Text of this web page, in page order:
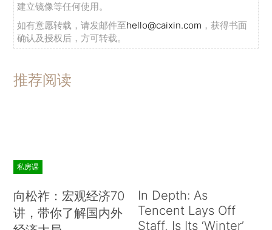
建立镜像等任何使用。
如有意愿转载，请发邮件至hello@caixin.com ，获得书面
确认及授权后，方可转载。
推荐阅读
私房课
向松祚：宏观经济70
讲，带你了解国内外
In Depth: As
Tencent Lays Off
Staff, Is Its ‘Winter’